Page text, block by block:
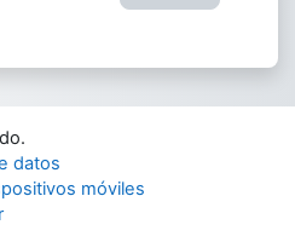
datos
móviles